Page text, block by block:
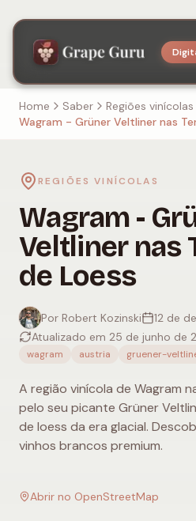
Home Saber
Regiões vinícolas
Wagram - Grüner Veltliner nas
REGIÕES VINÍCOLAS
Wagram -
Veltliner nas
de Loess
Por Robert Kozinski
12 de
Atualizado em 25 de junho de
wagram austria gruener-
A região vinícola de Wagram
pelo seu picante Grüner
de loess da era glacial.
vinhos brancos premium.
Abrir no OpenStreetMap